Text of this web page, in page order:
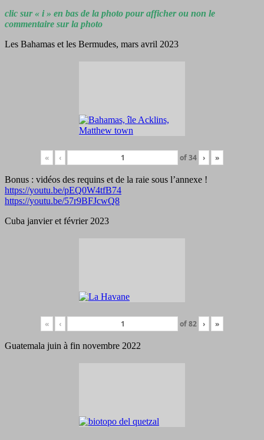
clic sur « i » en bas de la photo pour afficher ou non le
commentaire sur la photo
Les Bahamas et les Bermudes, mars avril 2023
« ‹ of34 › »
Bonus : vidéos des requins et de la raie sous l’annexe !
https://youtu.be/pEQ0W4tfB74
https://youtu.be/57r9BFJcwQ8
Cuba janvier et février 2023
« ‹ of82 › »
Guatemala juin à fin novembre 2022